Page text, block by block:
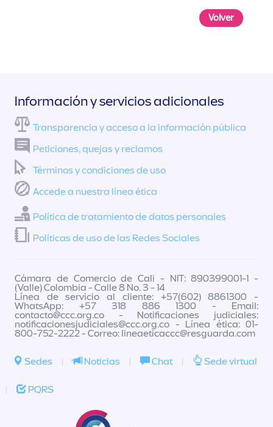
Volver
Información y servicios adicionales
Transparencia y acceso a la información pública
Peticiones, quejas y reclamos
Términos y condiciones de uso
Accede a nuestra línea ética
Política de tratamiento de datos personales
Políticas de uso de las Redes Sociales
Cámara de Comercio de Cali - NIT: 890399001-1 -
(Valle) Colombia - Calle 8 No. 3 - 14
Línea de servicio al cliente: +57(602) 8861300 -
WhatsApp: +57 318 886 1300 - Email:
contacto@ccc.org.co - Notificaciones judiciales:
notificacionesjudiciales@ccc.org.co - Línea ética: 01-
800-752-2222 - Correo: lineaeticaccc@resguarda.com
Sedes | Noticias | Chat | Sede virtual
| PQRS